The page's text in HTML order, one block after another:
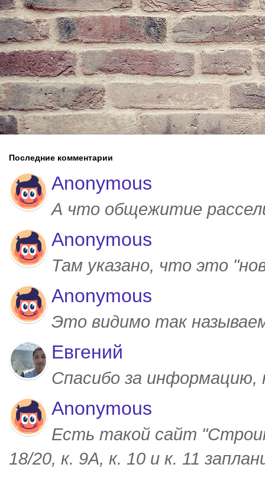
Последние комментарии
Anonymous
А что общежитие
Anonymous
Там указано, что это
Anonymous
Это видимо так
Евгений
Спасибо за
Anonymous
Есть такой сайт
18/20, к. 9А, к. 10 и к. 11